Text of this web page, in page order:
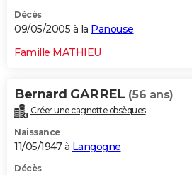
Décès
09/05/2005 à la Panouse
Famille MATHIEU
Bernard GARREL (56 ans)
Créer une cagnotte obsèques
Naissance
11/05/1947 à Langogne
Décès